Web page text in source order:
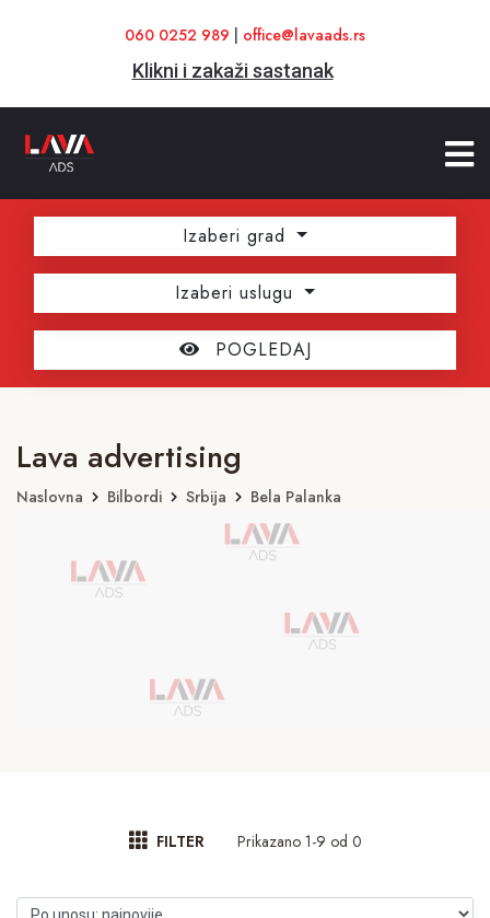
060 0252 989 office@lavaads.rs
Klikni i zakaži sastanak
Izaberi grad
Izaberi uslugu
POGLEDAJ
Lava advertising
Naslovna Bilbordi Srbija Bela Palanka
FILTER Prikazano 1-9 od 0